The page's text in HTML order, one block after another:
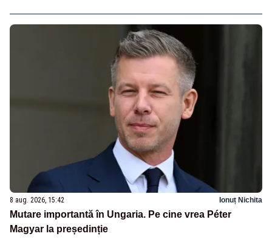
8 aug. 2026, 15:42 Ionuț Nichita
Mutare importantă în Ungaria. Pe cine vrea Péter
Magyar la președinție